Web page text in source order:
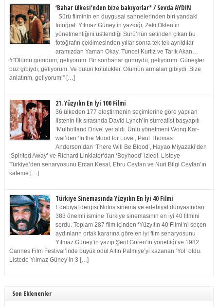
‘Bahar ülkesi’nden bize bakıyorlar* / Sevda AYDIN
Sürü filminin en duygusal sahnelerinden biri yandaki
fotoğraf. Yılmaz Güney’in yazdığı, Zeki Ökten’in
yönetmenliğini üstlendiği Sürü’nün setinden çıkan bu
fotoğrafın çekilmesinden yıllar sonra tek tek ayrıldılar
aramızdan Yaman Okay, Tuncel Kurtiz ve Tarık Akan…
#”Ölümü gömdüm, geliyorum. Bir sonbahar günüydü, geliyorum. Güneşler
buz gibiydi, geliyorum. Ve bütün kötülükler. Ölümün armaları gibiydi. Size
anlatırım, geliyorum.” […]
21. Yüzyılın En İyi 100 Filmi
36 ülkeden 177 eleştirmenin seçimlerine göre yapılan
listenin ilk sırasında David Lynch’in sürrealist başyapıtı
‘Mulholland Drive’ yer aldı. Ünlü yönetmeni Wong Kar-
wai’den ‘In the Mood for Love’, Paul Thomas
Anderson’dan ‘There Will Be Blood’, Hayao Miyazaki’den
‘Spirited Away’ ve Richard Linklater’dan ‘Boyhood’ izledi. Listeye
Türkiye’den senaryosunu Ercan Kesal, Ebru Ceylan ve Nuri Bilgi Ceylan’ın
kaleme […]
Türkiye Sinemasında Yüzyılın En İyi 40 Filmi
Edebiyat dergisi Notos sinema ve edebiyat dünyasından
383 önemli ismine Türkiye sinemasının en iyi 40 filmini
sordu. Toplam 287 film içinden ‘Yüzyılın 40 Filmi’ni seçen
aydınların ortak kararına göre en iyi film senaryosunu
Yılmaz Güney’in yazıp Şerif Gören’in yönettiği ve 1982
Cannes Film Festival’inde büyük ödül Altın Palmiye’yi kazanan ‘Yol’ oldu.
Listede Yılmaz Güney’in 3 […]
Son Eklenenler